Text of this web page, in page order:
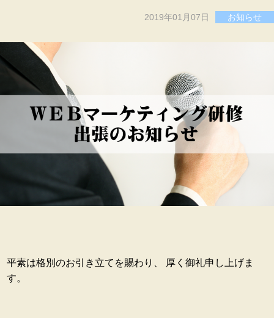
2019年01月07日 お知らせ
平素は格別のお引き立てを賜わり、 厚く御礼申し上げま
す。